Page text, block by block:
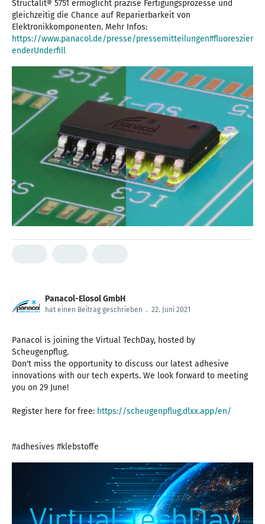
Structalit® 5751 ermöglicht präzise Fertigungsprozesse und
gleichzeitig die Chance auf Reparierbarkeit von
Elektronikkomponenten. Mehr Infos:
https://www.panacol.de/presse/pressemitteilungen#fluoreszier
enderUnderfill
Panacol-Elosol GmbH
hat einen Beitrag geschrieben . 22. Juni 2021
Panacol is joining the Virtual TechDay, hosted by
Scheugenpflug.
Don't miss the opportunity to discuss our latest adhesive
innovations with our tech experts. We look forward to meeting
you on 29 June!
Register here for free: https://scheugenpflug.dlxx.app/en/
#adhesives #klebstoffe